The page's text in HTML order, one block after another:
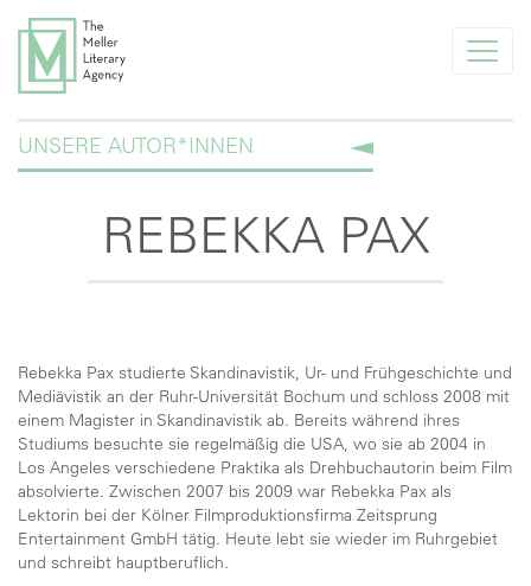
Tel. +49 89 366371
UNSERE AUTOR*INNEN
FÜR VERLAGE
AGENTUR
UNSERE KLIENTEN
UNSERE AUTOR*INNEN
REBEKKA PAX
Rebekka Pax studierte Skandinavistik, Ur- und Frühgeschichte und
Mediävistik an der Ruhr-Universität Bochum und schloss 2008 mit
einem Magister in Skandinavistik ab. Bereits während ihres
Studiums besuchte sie regelmäßig die USA, wo sie ab 2004 in
Los Angeles verschiedene Praktika als Drehbuchautorin beim Film
absolvierte. Zwischen 2007 bis 2009 war Rebekka Pax als
Lektorin bei der Kölner Filmproduktionsfirma Zeitsprung
Entertainment GmbH tätig. Heute lebt sie wieder im Ruhrgebiet
und schreibt hauptberuflich.